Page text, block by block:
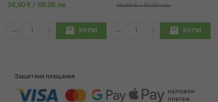
34,90 € / 68.26 лв.
КУПИ
29,59 € / 57.87 лв.
КУПИ
Защитени плащания